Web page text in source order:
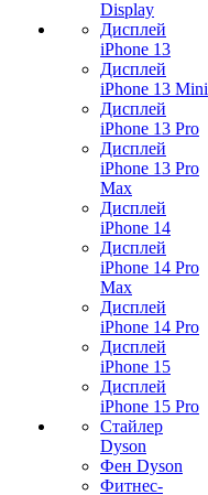
Display
Дисплей
iPhone 13
Дисплей
iPhone 13 Mini
Дисплей
iPhone 13 Pro
Дисплей
iPhone 13 Pro
Max
Дисплей
iPhone 14
Дисплей
iPhone 14 Pro
Max
Дисплей
iPhone 14 Pro
Дисплей
iPhone 15
Дисплей
iPhone 15 Pro
Стайлер
Dyson
Фен Dyson
Фитнес-